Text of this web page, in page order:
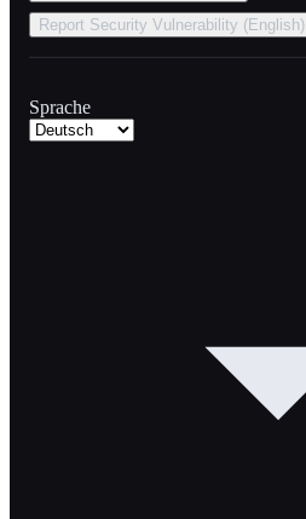
Report Security Vulnerability (English)
Sprache